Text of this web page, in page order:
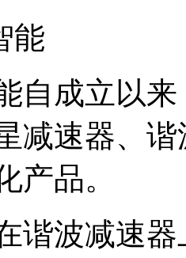
成立以来
减速器、
产品。
波减速器